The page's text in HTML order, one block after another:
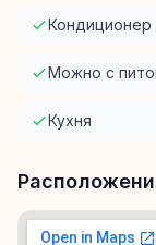
Кондиционер
Можно с
Кухня